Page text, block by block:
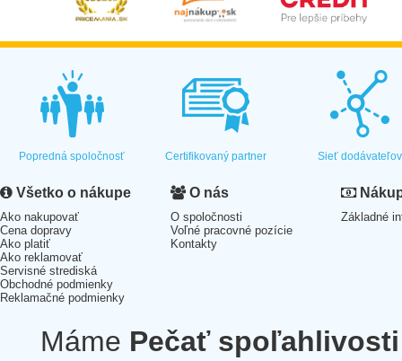
Popredná spoločnosť Certifikovaný partner Sieť dodávateľov
Všetko o nákupe
Ako nakupovať
Cena dopravy
Ako platiť
Ako reklamovať
Servisné strediská
Obchodné podmienky
Reklamačné podmienky
O nás
O spoločnosti
Voľné pracovné pozície
Kontakty
Základné
Máme Pečať spoľahlivosti